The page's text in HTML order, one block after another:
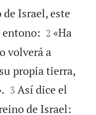
Israel, este


2 «Ha
volverá a
propia tierra,


3 Así dice el
de Israel: